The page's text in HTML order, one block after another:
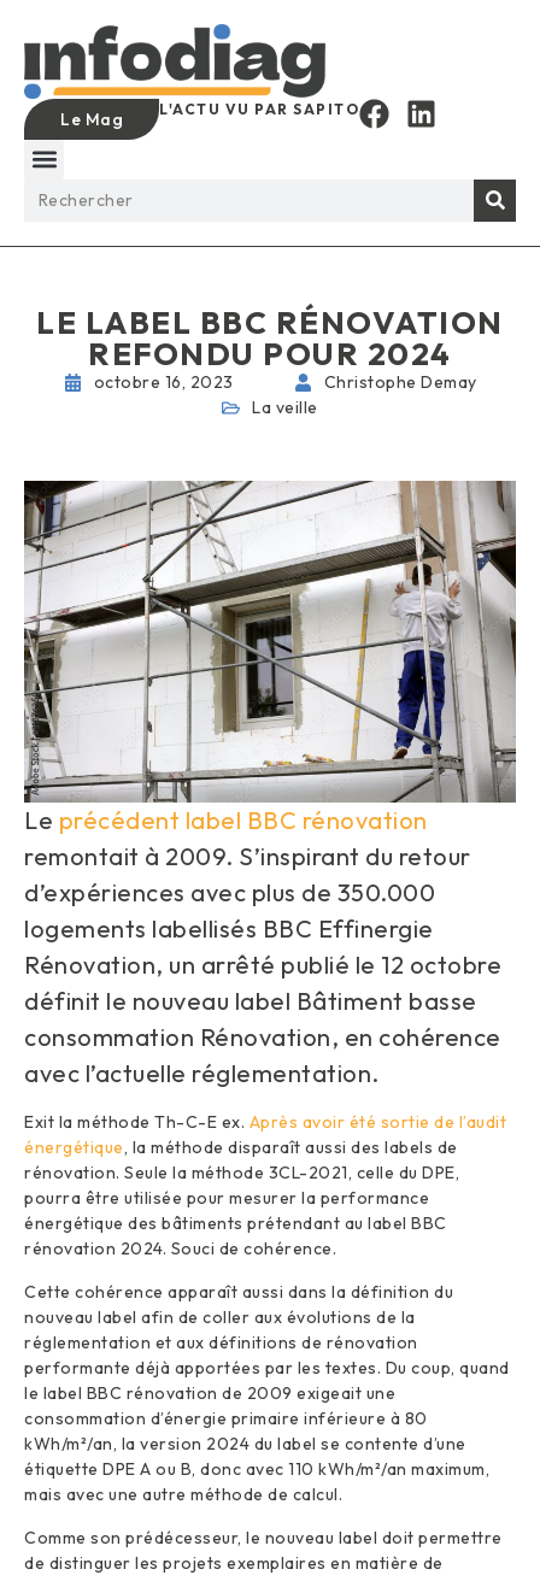
Le Mag L'ACTU VU PAR SAPITO
LE LABEL BBC RÉNOVATION
REFONDU POUR 2024
octobre 16, 2023
Christophe Demay
La veille
Le précédent label BBC rénovation
remontait à 2009. S’inspirant du retour
d’expériences avec plus de 350.000
logements labellisés BBC Effinergie
Rénovation, un arrêté publié le 12 octobre
définit le nouveau label Bâtiment basse
consommation Rénovation, en cohérence
avec l’actuelle réglementation.
Exit la méthode Th-C-E ex. Après avoir été sortie de l’audit
énergétique, la méthode disparaît aussi des labels de
rénovation. Seule la méthode 3CL-2021, celle du DPE,
pourra être utilisée pour mesurer la performance
énergétique des bâtiments prétendant au label BBC
rénovation 2024. Souci de cohérence.
Cette cohérence apparaît aussi dans la définition du
nouveau label afin de coller aux évolutions de la
réglementation et aux définitions de rénovation
performante déjà apportées par les textes. Du coup, quand
le label BBC rénovation de 2009 exigeait une
consommation d’énergie primaire inférieure à 80
kWh/m²/an, la version 2024 du label se contente d’une
étiquette DPE A ou B, donc avec 110 kWh/m²/an maximum,
mais avec une autre méthode de calcul.
Comme son prédécesseur, le nouveau label doit permettre
de distinguer les projets exemplaires en matière de